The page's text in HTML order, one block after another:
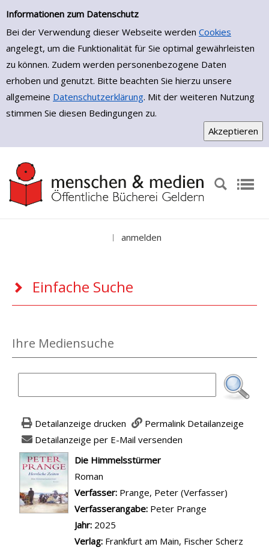
Einfache Suche
Informationen zum Datenschutz
Bei der Verwendung dieser Webseite werden Cookies
angelegt, um die Funktionalität für Sie optimal gewährleisten
zu können. Zudem werden personenbezogene Daten
erhoben und genutzt. Bitte beachten Sie hierzu unsere
allgemeine Datenschutzerklärung. Mit der weiteren Nutzung
stimmen Sie diesen Bedingungen zu.
Zur Detailanzeige springen
| anmelden
Einfache Suche
Ihre Mediensuche
Detailanzeige drucken
Permalink Detailanzeige
Detailanzeige per E-Mail versenden
wird in neuem Tab geöffnet
Die Himmelsstürmer
Roman
Verfasser: Suche nach diesem Verfasser
Prange, Peter (Verfasser)
Verfasserangabe: Peter Prange
Jahr: 2025
Verlag: Frankfurt am Main, Fischer Scherz